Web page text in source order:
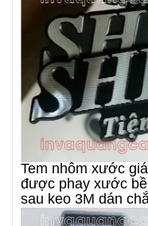
Tem nhôm xước
được phay xước
sau keo 3M dán